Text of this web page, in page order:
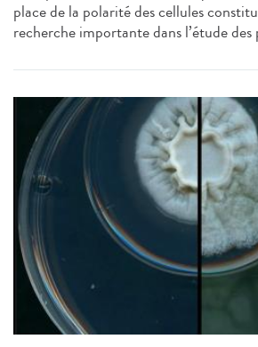
place de la polarité des cellules
recherche importante dans l’étude des